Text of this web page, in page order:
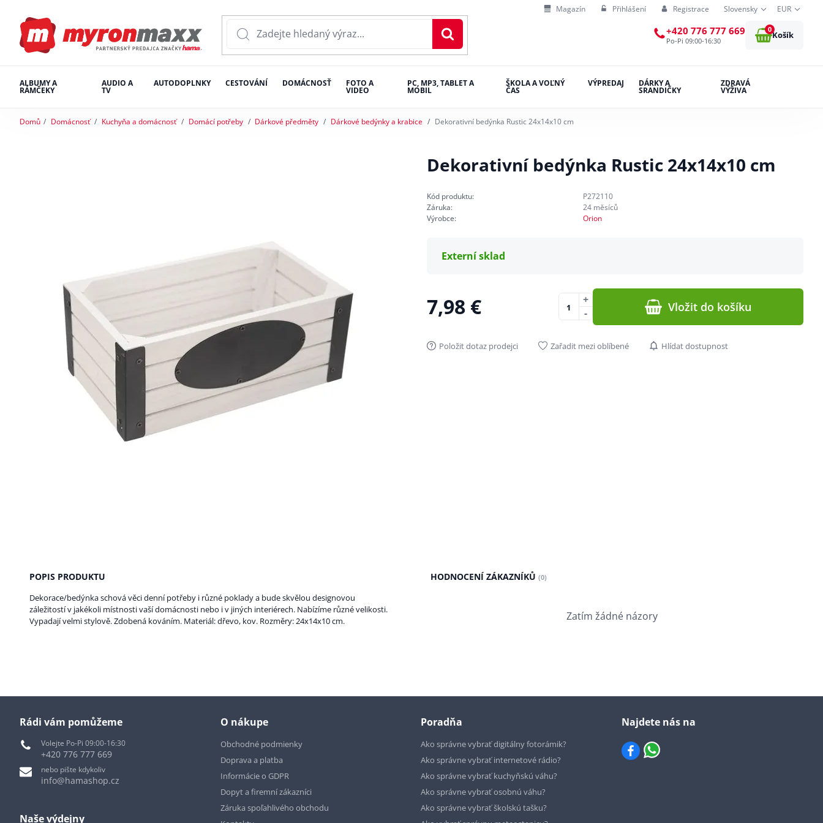
Magazín Přihlášení Registrace Slovensky EUR
+420 776 777 669
Po-Pi 09:00-16:30
0
Košík
ALBUMY A
RÁMČEKY
AUDIO A
TV
AUTODOPLNKY CESTOVÁNÍ DOMÁCNOSŤ FOTO A
VIDEO
PC, MP3, TABLET A
MOBIL
ŠKOLA A VOĽNÝ
ČAS
VÝPREDAJ DÁRKY A
SRANDIČKY
ZDRAVÁ
VÝŽIVA
Domů Domácnosť Kuchyňa a domácnosť Domácí potřeby Dárkové předměty Dárkové bedýnky a krabice Dekorativní bedýnka Rustic 24x14x10 cm
Dekorativní bedýnka Rustic 24x14x10 cm
Kód produktu:
P272110
Záruka:
24 měsíců
Výrobce:
Orion
Externí sklad
7,98 € -
+ Vložit do košíku
Položit dotaz prodejci Zařadit mezi oblíbené Hlídat dostupnost
POPIS PRODUKTU
Dekorace/bedýnka schová věci denní potřeby i různé poklady a bude skvělou designovou
záležitostí v jakékoli místnosti vaší domácnosti nebo i v jiných interiérech. Nabízíme různé velikosti.
Vypadají velmi stylově. Zdobená kováním. Materiál: dřevo, kov. Rozměry: 24x14x10 cm.
HODNOCENÍ ZÁKAZNÍKŮ (0)
Zatím žádné názory
Rádi vám pomůžeme
Volejte Po-Pi 09:00-16:30
+420 776 777 669
nebo pište kdykoliv
info@hamashop.cz
Naše výdejny
O nákupe
Obchodné podmienky
Doprava a platba
Informácie o GDPR
Dopyt a firemní zákazníci
Záruka spoľahlivého obchodu
Poradňa
Ako správne vybrať digitálny fotorámik?
Ako správne vybrať internetové rádio?
Ako správne vybrať kuchyňskú váhu?
Ako správne vybrať osobnú váhu?
Ako správne vybrať školskú tašku?
Najdete nás na